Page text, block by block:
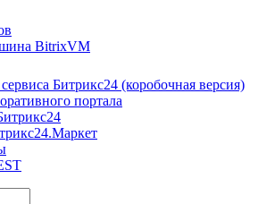
BitrixVM
Битрикс24 (коробочная версия)
портала